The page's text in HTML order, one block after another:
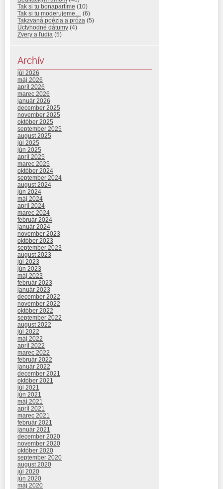
Tak si tu bonapartíme (10)
Tak si tu moderujeme… (6)
Takzvaná poézia a próza (5)
Úctyhodné dátumy (4)
Zvery a ľudia (5)
Archív
júl 2026
máj 2026
apríl 2026
marec 2026
január 2026
december 2025
november 2025
október 2025
september 2025
august 2025
júl 2025
jún 2025
apríl 2025
marec 2025
október 2024
september 2024
august 2024
jún 2024
máj 2024
apríl 2024
marec 2024
február 2024
január 2024
november 2023
október 2023
september 2023
august 2023
júl 2023
jún 2023
máj 2023
február 2023
január 2023
december 2022
november 2022
október 2022
september 2022
august 2022
júl 2022
máj 2022
apríl 2022
marec 2022
február 2022
január 2022
december 2021
október 2021
júl 2021
jún 2021
máj 2021
apríl 2021
marec 2021
február 2021
január 2021
december 2020
november 2020
október 2020
september 2020
august 2020
júl 2020
jún 2020
máj 2020